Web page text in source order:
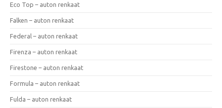
Eco Top – auton renkaat
Falken – auton renkaat
Federal – auton renkaat
Firenza – auton renkaat
Firestone – auton renkaat
Formula – auton renkaat
Fulda – auton renkaat